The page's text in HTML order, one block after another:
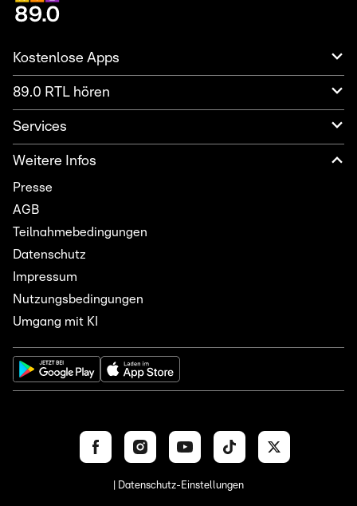
Kostenlose Apps
89.0 RTL hören
Services
Weitere Infos
Presse
AGB
Teilnahmebedingungen
Datenschutz
Impressum
Nutzungsbedingungen
Umgang mit KI
| Datenschutz-Einstellungen